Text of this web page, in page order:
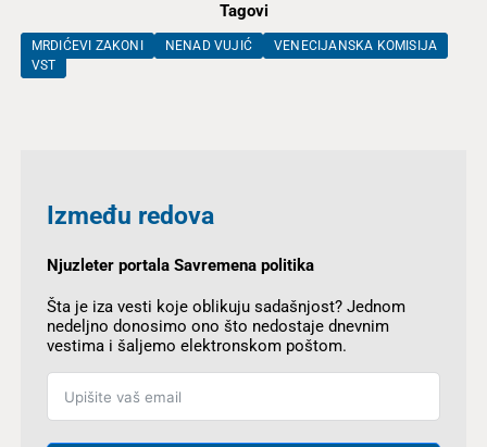
Tagovi
MRDIĆEVI ZAKONI NENAD VUJIĆ
VENECIJANSKA KOMISIJA
VST
Između redova
Njuzleter portala Savremena politika
Šta je iza vesti koje oblikuju sadašnjost? Jednom
nedeljno donosimo ono što nedostaje dnevnim
vestima i šaljemo elektronskom poštom.